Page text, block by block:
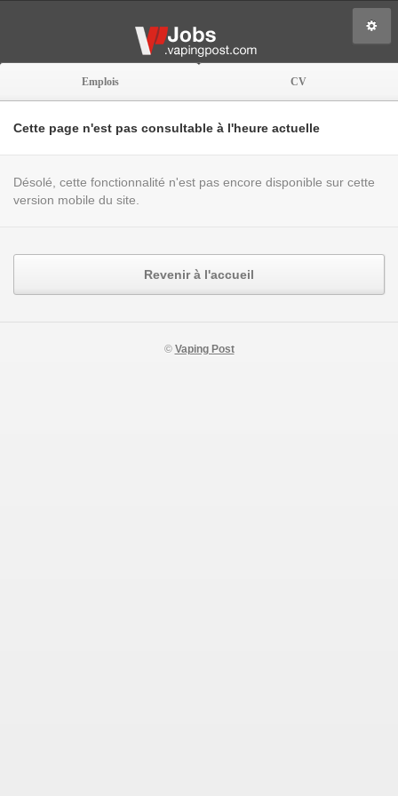
Emplois CV
Cette page n'est pas consultable à l'heure actuelle
Désolé, cette fonctionnalité n'est pas encore disponible sur cette
version mobile du site.
Revenir à l'accueil
© Vaping Post